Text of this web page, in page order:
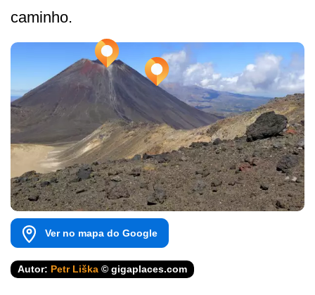
caminho.
Ver no mapa do Google
Autor: Petr Liška © gigaplaces.com